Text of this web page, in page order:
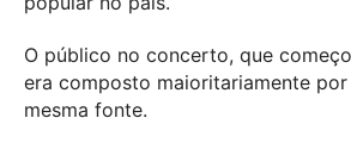
O público no concerto, que
era composto maioritariamente
mesma fonte.